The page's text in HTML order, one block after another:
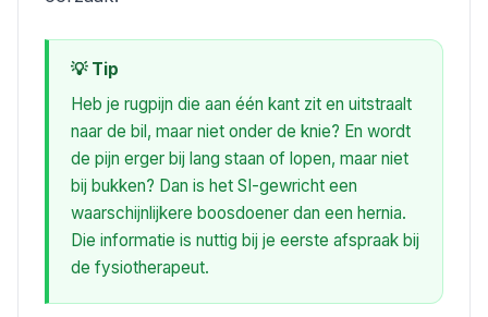
💡 Tip
Heb je rugpijn die aan één kant zit en uitstraalt
naar de bil, maar niet onder de knie? En wordt
de pijn erger bij lang staan of lopen, maar niet
bij bukken? Dan is het SI-gewricht een
waarschijnlijkere boosdoener dan een hernia.
Die informatie is nuttig bij je eerste afspraak bij
de fysiotherapeut.